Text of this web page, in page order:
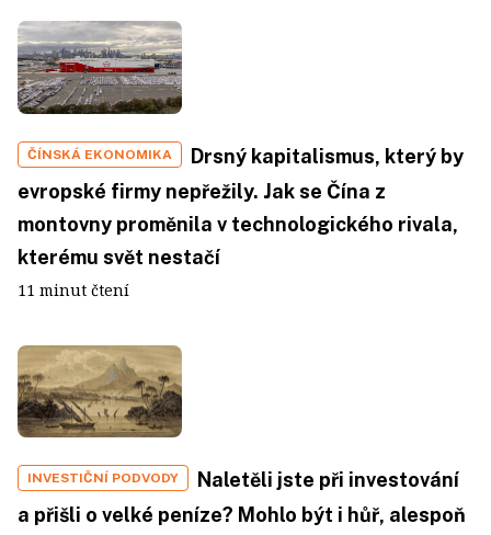
ČÍNSKÁ EKONOMIKA
Drsný kapitalismus, který by
evropské firmy nepřežily. Jak se Čína z
montovny proměnila v technologického rivala,
kterému svět nestačí
11 minut čtení
INVESTIČNÍ PODVODY
Naletěli jste při investování
a přišli o velké peníze? Mohlo být i hůř, alespoň